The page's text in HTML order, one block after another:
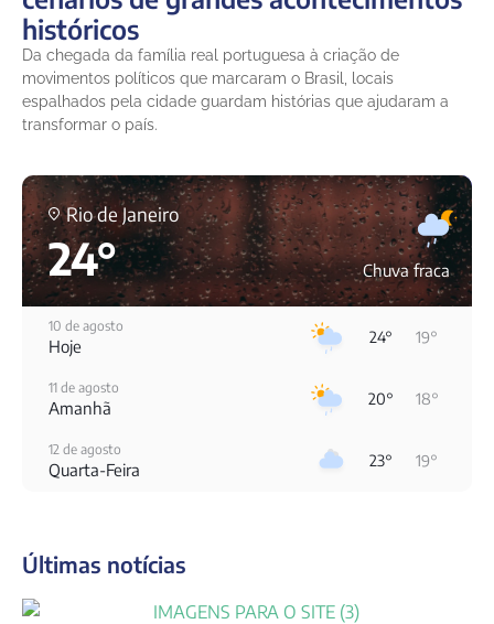
históricos
Da chegada da família real portuguesa à criação de
movimentos políticos que marcaram o Brasil, locais
espalhados pela cidade guardam histórias que ajudaram a
transformar o país.
Rio de Janeiro
24° Chuva fraca
10 de agosto
Hoje 24° 19°
11 de agosto
Amanhã 20° 18°
12 de agosto
Quarta-Feira 23° 19°
14 de agosto
Últimas notícias